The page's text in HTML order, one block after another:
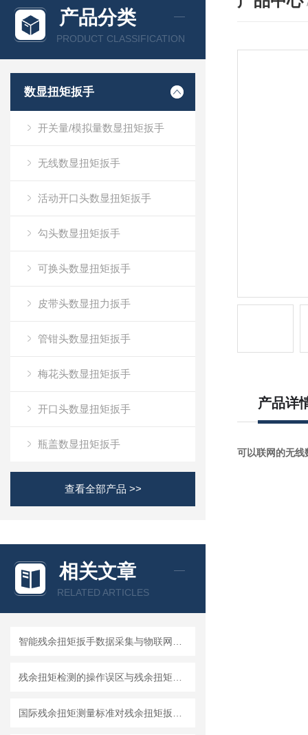
产品分类
PRODUCT CLASSIFICATION
数显扭矩扳手
开关量/模拟量数显扭矩扳手
无线数显扭矩扳手
活动开口头数显扭矩扳手
勾头数显扭矩扳手
可换头数显扭矩扳手
皮带头数显扭力扳手
管钳头数显扭矩扳手
梅花头数显扭矩扳手
开口头数显扭矩扳手
瓶盖数显扭矩扳手
查看全部产品 >>
相关文章
RELATED ARTICLES
产品详
可以联网的无线